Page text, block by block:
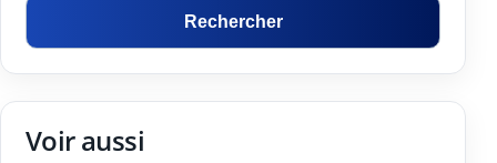
Voir aussi